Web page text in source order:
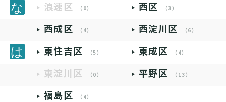
浪速区 （0） 西区 （3）
西成区 （4） 西淀川区 （6）
東住吉区 （5） 東成区 （4）
東淀川区 （0） 平野区 （13）
福島区 （4）